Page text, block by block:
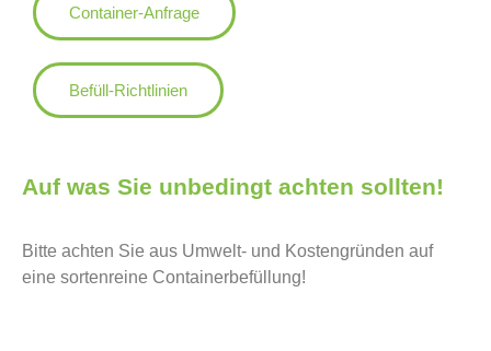
Container-Anfrage
Befüll-Richtlinien
Auf was Sie unbedingt achten sollten!
Bitte achten Sie aus Umwelt- und Kostengründen auf
eine sortenreine Containerbefüllung!